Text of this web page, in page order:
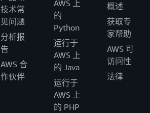
技术常
见问题
分析报
告
AWS 合
作伙伴
AWS 上
的
Python
运行于
AWS 上
的 Java
运行于
AWS 上
的 PHP
概述
获取专
家帮助
AWS 可
访问性
法律